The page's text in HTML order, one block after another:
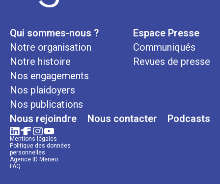
Qui sommes-nous ?
Notre organisation
Notre histoire
Nos engagements
Nos plaidoyers
Nos publications
Espace Presse
Communiqués
Revues de presse
Nous rejoindre Nous contacter Podcasts
Mentions légales
Politique des données
personnelles
Agence ID Meneo
FAQ